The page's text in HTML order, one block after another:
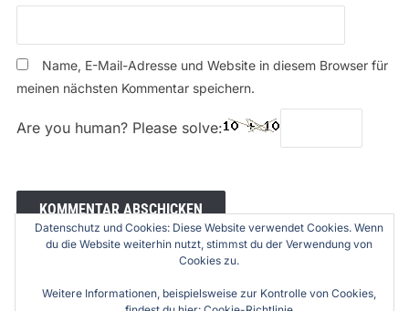
Name, E-Mail-Adresse und Website in diesem Browser für
meinen nächsten Kommentar speichern.
Are you human? Please solve:
Datenschutz und Cookies: Diese Website verwendet Cookies. Wenn
du die Website weiterhin nutzt, stimmst du der Verwendung von
Cookies zu.
Weitere Informationen, beispielsweise zur Kontrolle von Cookies,